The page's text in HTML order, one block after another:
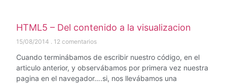
HTML5 – Del contenido a la visualizacion
15/08/2014 12 comentarios
Cuando terminábamos de escribir nuestro código, en el
articulo anterior, y observábamos por primera vez nuestra
pagina en el navegador….si, nos llevábamos una